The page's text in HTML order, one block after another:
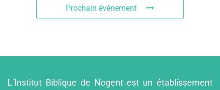
Prochain événement
L’Institut Biblique de Nogent est un établissement